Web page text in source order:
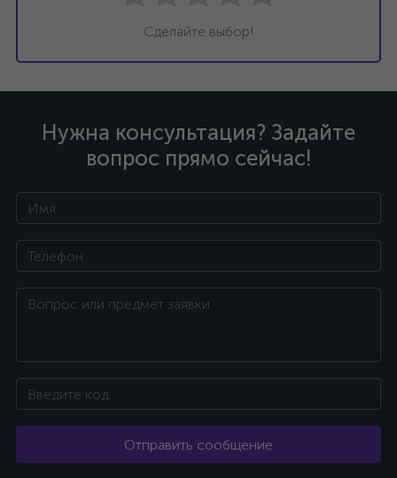
Сделайте выбор!
Нужна консультация? Задайте
вопрос прямо сейчас!
Отправить сообщение